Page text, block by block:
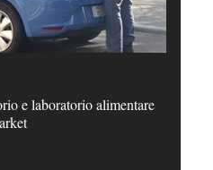
e laboratorio alimentare